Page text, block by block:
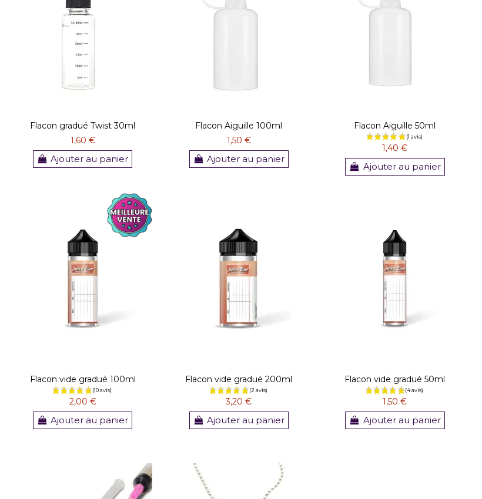
Flacon gradué Twist 30ml
1,60 €
Ajouter au panier
Flacon Aiguille 100ml
1,50 €
Ajouter au panier
Flacon Aiguille 50ml
1,40 €
Ajouter au panier
Flacon vide gradué 100ml
2,00 €
Ajouter au panier
Flacon vide gradué 200ml
3,20 €
Ajouter au panier
Flacon vide gradué 50ml
1,50 €
Ajouter au panier